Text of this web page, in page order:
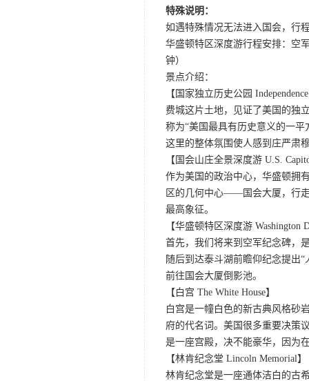
特殊说明：
如遇特殊情况无法进入国会，行
华盛顿特区深度游行程安排：空
钟）
景点介绍：
【国家独立历史公园
费城这片土地，见证了美国的独
称为“美国最具有历史意义的一
这里的整体氛围使人感到庄严肃
【国会山庄全景深度游 U.S.
作为美国的政治中心，华盛顿拥
区的几何中心——国会大厦，行
最高象征。
【华盛顿特区深度游 Washington
首先，我们将来到空军纪念碑，
随后到达泰斗湖前瞻仰纪念提出
前往国会大厦倒影池。
【白宫 The White House】
白宫是一幢白色的新古典风格砂
府的代名词。美国很多重要决策
是一座宫殿，决不能豪华，因为
【林肯纪念堂 Lincoln Memorial】
林肯纪念堂是一座通体洁白的古